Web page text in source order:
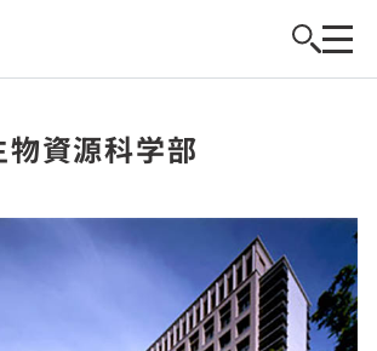
物資源科学部